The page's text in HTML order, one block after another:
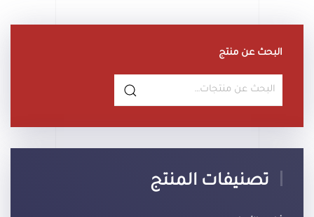
البحث عن منتج
البحث
تصنيفات المنتج